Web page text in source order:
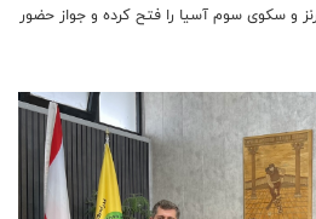
و سکوی سوم آسیا را فتح کرده و جواز حضور